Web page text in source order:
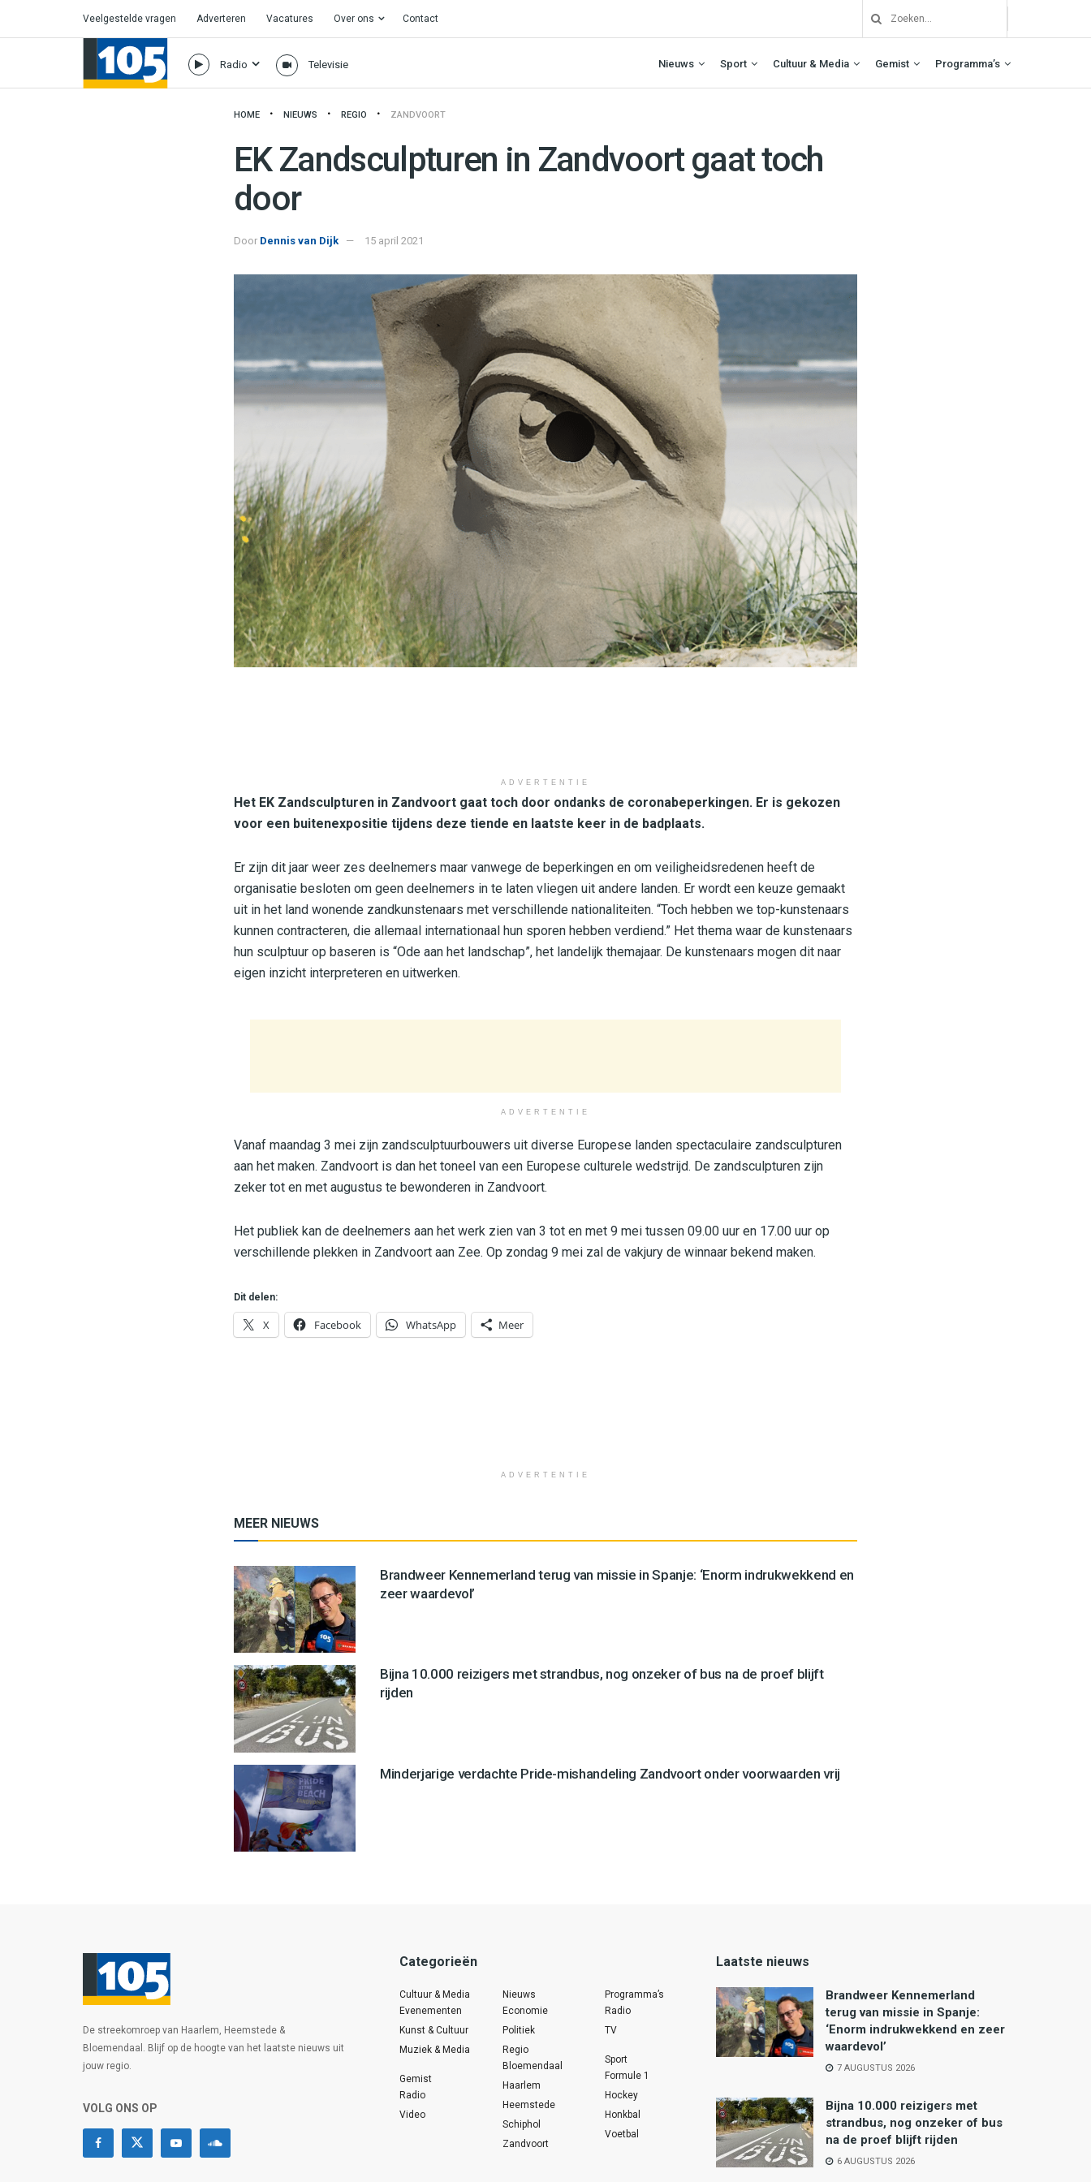
Veelgestelde vragen Adverteren Vacatures Over ons Contact
Radio Televisie Nieuws Sport Cultuur & Media Gemist Programma’s
HOME NIEUWS REGIO ZANDVOORT
EK Zandsculpturen in Zandvoort gaat toch
door
Door Dennis van Dijk 15 april 2021
ADVERTENTIE
Het EK Zandsculpturen in Zandvoort gaat toch door ondanks de coronabeperkingen. Er is gekozen
voor een buitenexpositie tijdens deze tiende en laatste keer in de badplaats.
Er zijn dit jaar weer zes deelnemers maar vanwege de beperkingen en om veiligheidsredenen heeft de
organisatie besloten om geen deelnemers in te laten vliegen uit andere landen. Er wordt een keuze gemaakt
uit in het land wonende zandkunstenaars met verschillende nationaliteiten. “Toch hebben we top-kunstenaars
kunnen contracteren, die allemaal internationaal hun sporen hebben verdiend.” Het thema waar de kunstenaars
hun sculptuur op baseren is “Ode aan het landschap”, het landelijk themajaar. De kunstenaars mogen dit naar
eigen inzicht interpreteren en uitwerken.
ADVERTENTIE
Vanaf maandag 3 mei zijn zandsculptuurbouwers uit diverse Europese landen spectaculaire zandsculpturen
aan het maken. Zandvoort is dan het toneel van een Europese culturele wedstrijd. De zandsculpturen zijn
zeker tot en met augustus te bewonderen in Zandvoort.
Het publiek kan de deelnemers aan het werk zien van 3 tot en met 9 mei tussen 09.00 uur en 17.00 uur op
verschillende plekken in Zandvoort aan Zee. Op zondag 9 mei zal de vakjury de winnaar bekend maken.
Dit delen:
X Facebook WhatsApp Meer
ADVERTENTIE
MEER NIEUWS
Brandweer Kennemerland terug van missie in Spanje: ‘Enorm indrukwekkend en
zeer waardevol’
Bijna 10.000 reizigers met strandbus, nog onzeker of bus na de proef blijft
rijden
Minderjarige verdachte Pride-mishandeling Zandvoort onder voorwaarden vrij
De streekomroep van Haarlem, Heemstede &
Bloemendaal. Blijf op de hoogte van het laatste nieuws uit
jouw regio.
VOLG ONS OP
Categorieën
Cultuur & Media
Evenementen
Kunst & Cultuur
Muziek & Media
Gemist
Radio
Video
Nieuws
Economie
Politiek
Regio
Bloemendaal
Haarlem
Heemstede
Schiphol
Zandvoort
Programma’s
Radio
TV
Sport
Formule 1
Hockey
Honkbal
Voetbal
Laatste nieuws
Brandweer Kennemerland
terug van missie in Spanje:
‘Enorm indrukwekkend en zeer
waardevol’
7 AUGUSTUS 2026
Bijna 10.000 reizigers met
strandbus, nog onzeker of bus
na de proef blijft rijden
6 AUGUSTUS 2026